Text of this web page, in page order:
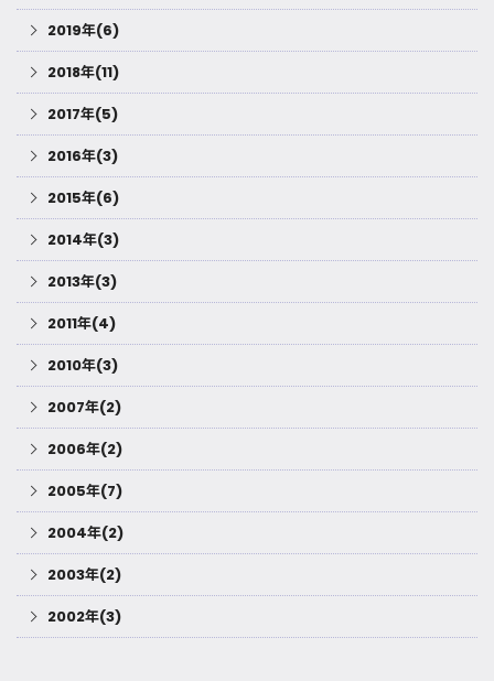
2019年(6)
2018年(11)
2017年(5)
2016年(3)
2015年(6)
2014年(3)
2013年(3)
2011年(4)
2010年(3)
2007年(2)
2006年(2)
2005年(7)
2004年(2)
2003年(2)
2002年(3)